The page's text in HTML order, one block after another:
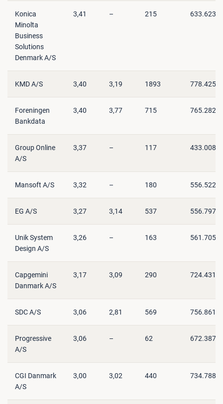
Konica
Minolta
Business
Solutions
Denmark A/S
3,41 – 215 633.623
KMD A/S 3,40 3,19 1893 778.425
Foreningen
Bankdata
3,40 3,77 715 765.282
Group Online
A/S
3,37 – 117 433.008
Mansoft A/S 3,32 – 180 556.522
EG A/S 3,27 3,14 537 556.797
Unik System
Design A/S
3,26 – 163 561.705
Capgemini
Danmark A/S
3,17 3,09 290 724.431
SDC A/S 3,06 2,81 569 756.861
Progressive
A/S
3,06 – 62 672.387
CGI Danmark
A/S
3,00 3,02 440 734.788